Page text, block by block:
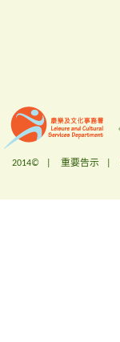
2014© | 重要告示